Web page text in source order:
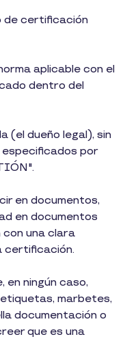
de certificación
aplicable con el
dentro del
(el dueño legal), sin
especificados por
en documentos,
en documentos
con una clara
certificación.
en ningún caso,
marbetes,
documentación o
que es una